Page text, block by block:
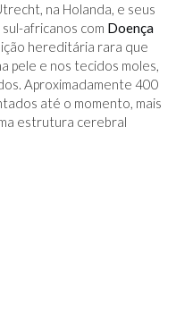
na Holanda, e seus
africanos com Doença
hereditária rara que
pele e nos tecidos moles,
Aproximadamente 400
até o momento, mais
estrutura cerebral